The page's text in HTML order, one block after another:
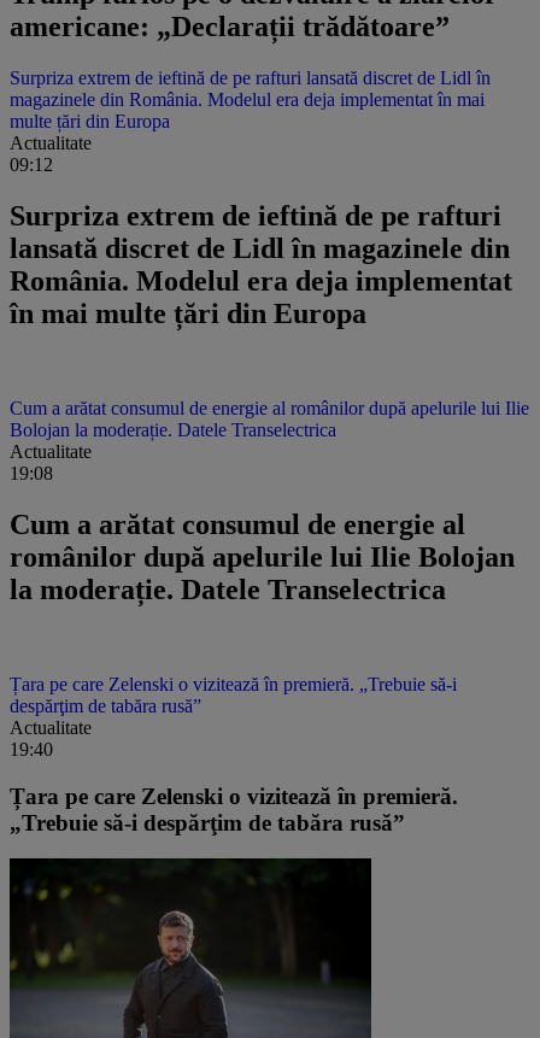
americane: „Declarații trădătoare”
Surpriza extrem de ieftină de pe rafturi lansată discret de Lidl în
magazinele din România. Modelul era deja implementat în mai
multe țări din Europa
Actualitate
09:12
Surpriza extrem de ieftină de pe rafturi
lansată discret de Lidl în magazinele din
România. Modelul era deja implementat
în mai multe țări din Europa
Cum a arătat consumul de energie al românilor după apelurile lui Ilie
Bolojan la moderație. Datele Transelectrica
Actualitate
19:08
Cum a arătat consumul de energie al
românilor după apelurile lui Ilie Bolojan
la moderație. Datele Transelectrica
Țara pe care Zelenski o vizitează în premieră. „Trebuie să-i
despărţim de tabăra rusă”
Actualitate
19:40
Țara pe care Zelenski o vizitează în premieră.
„Trebuie să-i despărţim de tabăra rusă”